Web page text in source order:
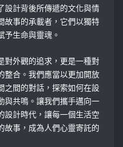
設計背後所傳遞的文化與情
故事的承載者，它們以獨特
予生命與靈魂。
對外觀的追求，更是一種對
整合。我們應當以更加開放
之間的對話，探索如何在設
與共鳴。讓我們攜手邁向一
設計時代，讓每一個生活空
故事，成為人們心靈寄託的